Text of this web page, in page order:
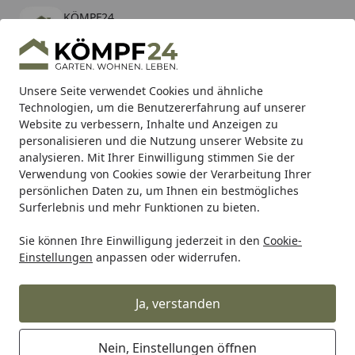
Unsere Seite verwendet Cookies und ähnliche
Technologien, um die Benutzererfahrung auf unserer
Website zu verbessern, Inhalte und Anzeigen zu
personalisieren und die Nutzung unserer Website zu
analysieren. Mit Ihrer Einwilligung stimmen Sie der
Verwendung von Cookies sowie der Verarbeitung Ihrer
persönlichen Daten zu, um Ihnen ein bestmögliches
Surferlebnis und mehr Funktionen zu bieten.
Sie können Ihre Einwilligung jederzeit in den Cookie-
Einstellungen anpassen oder widerrufen.
Ja, verstanden
Nein, Einstellungen öffnen
KÖMPF24
kostenlos - Im App Store
Hotline
Alle Produkte
Mein Konto
Suchen
Karibu Pools inkl. gratis Sandfilteranlage & Pool-
Starterset (Gesamtwert bis 468,99€)
Startseite
Fiberdeck Fiberdeck WPC Zäune Fiberdeck WPC
OSMO Möbelpalette für Ihr DIY